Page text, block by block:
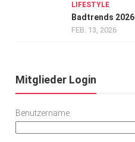
LIFESTYLE
Badtrends 2026
FEB. 13, 2026
Mitglieder Login
Benutzername